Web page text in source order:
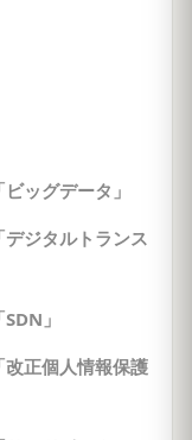
ッグデータ」
ジタルトランス
」
正個人情報保護